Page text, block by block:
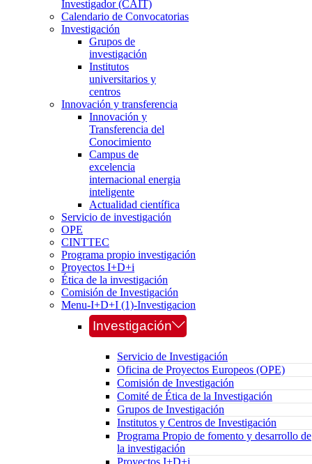
Investigador (CAIT)
Calendario de Convocatorias
Investigación
Grupos de
investigación
Institutos
universitarios y
centros
Innovación y transferencia
Innovación y
Transferencia del
Conocimiento
Campus de
excelencia
internacional energia
inteligente
Actualidad científica
Servicio de investigación
OPE
CINTTEC
Programa propio investigación
Proyectos I+D+i
Ética de la investigación
Comisión de Investigación
Menu-I+D+I (1)-Investigacion
Investigación
Servicio de Investigación
Oficina de Proyectos Europeos (OPE)
Comisión de Investigación
Comité de Ética de la Investigación
Grupos de Investigación
Institutos y Centros de Investigación
Programa Propio de fomento y desarrollo de
la investigación
Proyectos I+D+i